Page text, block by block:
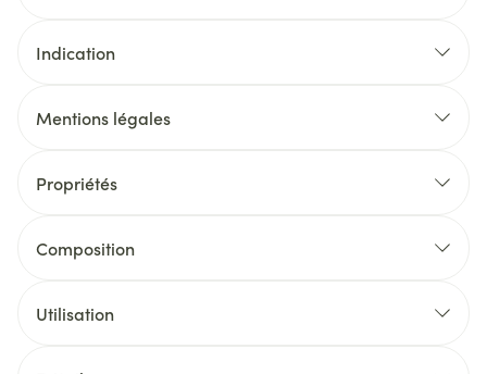
Indication
Mentions légales
Propriétés
Composition
Utilisation